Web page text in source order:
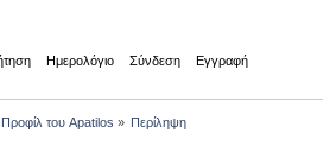
Ημερολόγιο Σύνδεση Εγγραφή
Προφίλ του Apatilos » Περίληψη